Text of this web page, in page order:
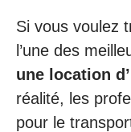
Si vous voulez
l’une des
une location
réalité, les
pour le